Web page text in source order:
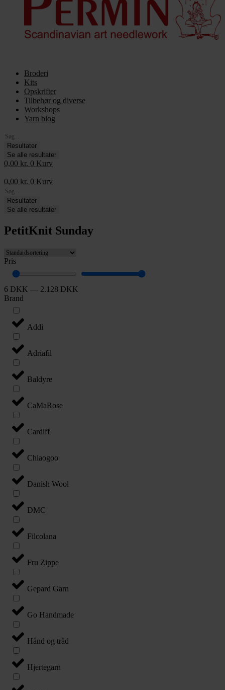
Broderi
Kits
Opskrifter
Tilbehør og diverse
Workshops
Yarn blog
Search
...Resultater
Se alle resultater
0,00 kr. 0 Kurv
0,00 kr. 0 Kurv
Search
...Resultater
Se alle resultater
PetitKnit Sunday
Pris
6 DKK — 2.128 DKK
Brand
Addi
Adriafil
Baldyre
CaMaRose
Cardiff
Chiaogoo
Danish Wool
DMC
Filcolana
Fru Zippe
Gepard Garn
Go Handmade
Hånd og tråd
Hjertegarn